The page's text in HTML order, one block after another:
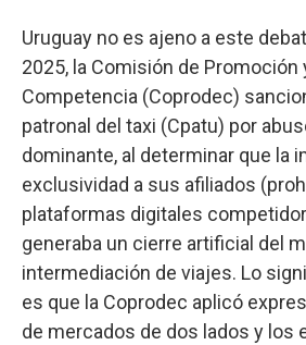
Uruguay no es ajeno a este
2025, la Comisión de Promoción
Competencia (Coprodec)
patronal del taxi (Cpatu) por
dominante, al determinar que la
exclusividad a sus afiliados
plataformas digitales
generaba un cierre artificial del
intermediación de viajes. Lo
es que la Coprodec aplicó
de mercados de dos lados y los